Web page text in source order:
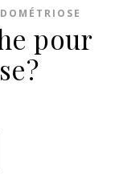
pour